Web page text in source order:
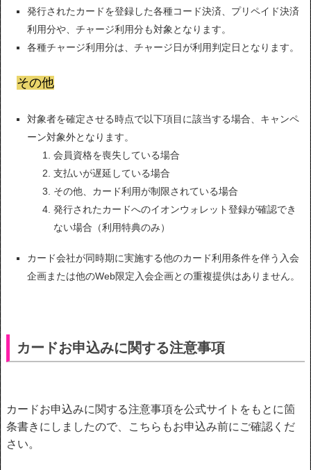
発行されたカードを登録した各種コード決済、プリペイド決済
利用分や、チャージ利用分も対象となります。
各種チャージ利用分は、チャージ日が利用判定日となります。
その他
対象者を確定させる時点で以下項目に該当する場合、キャンペ
ーン対象外となります。
会員資格を喪失している場合
支払いが遅延している場合
その他、カード利用が制限されている場合
発行されたカードへのイオンウォレット登録が確認でき
ない場合（利用特典のみ）
カード会社が同時期に実施する他のカード利用条件を伴う入会
企画または他のWeb限定入会企画との重複提供はありません。
カードお申込みに関する注意事項
カードお申込みに関する注意事項を公式サイトをもとに箇
条書きにしましたので、こちらもお申込み前にご確認くだ
さい。